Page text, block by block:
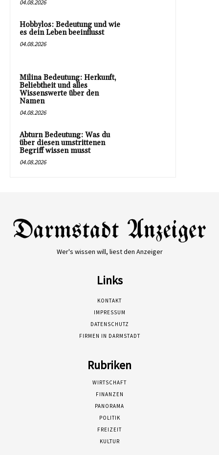
04.08.2026
Hobbylos: Bedeutung und wie
es dein Leben beeinflusst
04.08.2026
Milina Bedeutung: Herkunft,
Beliebtheit und alles
Wissenswerte über den
Namen
04.08.2026
Abturn Bedeutung: Was du
über diesen umstrittenen
Begriff wissen musst
04.08.2026
Wer's wissen will, liest den Anzeiger
Links
KONTAKT
IMPRESSUM
DATENSCHUTZ
FIRMEN IN DARMSTADT
Rubriken
WIRTSCHAFT
FINANZEN
PANORAMA
POLITIK
FREIZEIT
KULTUR